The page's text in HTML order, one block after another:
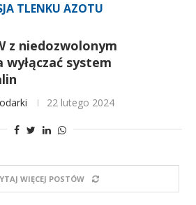
TLENKU AZOTU
z niedozwolonym
system
22 lutego 2024
WIĘCEJ POSTÓW